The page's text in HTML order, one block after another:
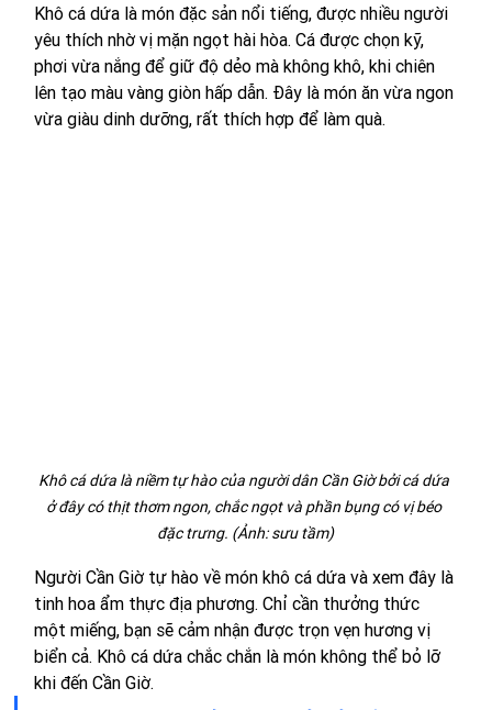
Khô cá dứa là món đặc sản nổi tiếng, được nhiều người
yêu thích nhờ vị mặn ngọt hài hòa. Cá được chọn kỹ,
phơi vừa nắng để giữ độ dẻo mà không khô, khi chiên
lên tạo màu vàng giòn hấp dẫn. Đây là món ăn vừa ngon
vừa giàu dinh dưỡng, rất thích hợp để làm quà.
Khô cá dứa là niềm tự hào của người dân Cần Giờ bởi cá dứa
ở đây có thịt thơm ngon, chắc ngọt và phần bụng có vị béo
đặc trưng. (Ảnh: sưu tầm)
Người Cần Giờ tự hào về món khô cá dứa và xem đây là
tinh hoa ẩm thực địa phương. Chỉ cần thưởng thức
một miếng, bạn sẽ cảm nhận được trọn vẹn hương vị
biển cả. Khô cá dứa chắc chắn là món không thể bỏ lỡ
khi đến Cần Giờ.